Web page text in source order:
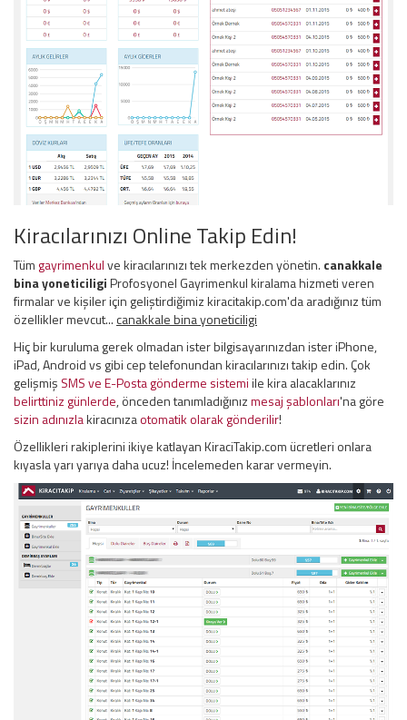
Kiracılarınızı Online Takip Edin!
Tüm gayrimenkulve kiracılarınızı tek merkezden yönetin. canakkale
bina yoneticiligiProfosyonel Gayrimenkul kiralama hizmeti veren
firmalar ve kişiler için geliştirdiğimiz kiracitakip.com'da aradığınız tüm
özellikler mevcut...canakkale bina yoneticiligi
Hiç bir kuruluma gerek olmadan ister bilgisayarınızdan ister iPhone,
iPad, Android vs gibi cep telefonundan kiracılarınızı takip edin. Çok
gelişmiş SMS ve E-Posta gönderme sistemiile kira alacaklarınız
belirttiniz günlerde, önceden tanımladığınızmesaj şablonları'na göre
sizin adınızlakiracınızaotomatik olarak gönderilir!
Özellikleri rakiplerini ikiye katlayan KiraciTakip.com ücretleri onlara
kıyasla yarı yarıya daha ucuz! İncelemeden karar vermeyin.